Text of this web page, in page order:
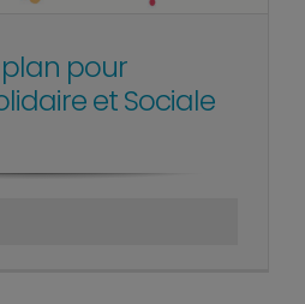
plan pour
et Sociale